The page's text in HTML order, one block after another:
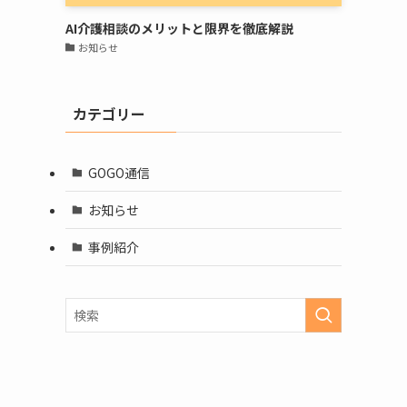
AI介護相談のメリットと限界を徹底解説
お知らせ
カテゴリー
GOGO通信
お知らせ
事例紹介